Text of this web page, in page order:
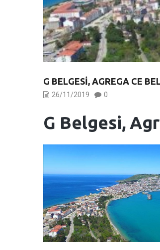
G BELGESI, AGREGA CE
26/11/2019 0
G Belgesi,